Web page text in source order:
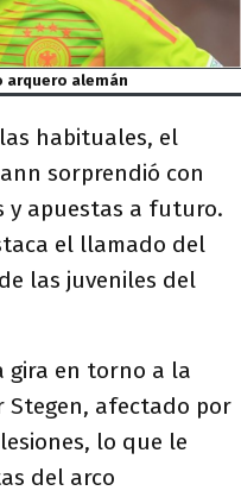
arquero alemán
habituales, el
sorprendió con
y apuestas a futuro.
el llamado del
las juveniles del
gira en torno a la
Stegen, afectado por
lo que le
del arco